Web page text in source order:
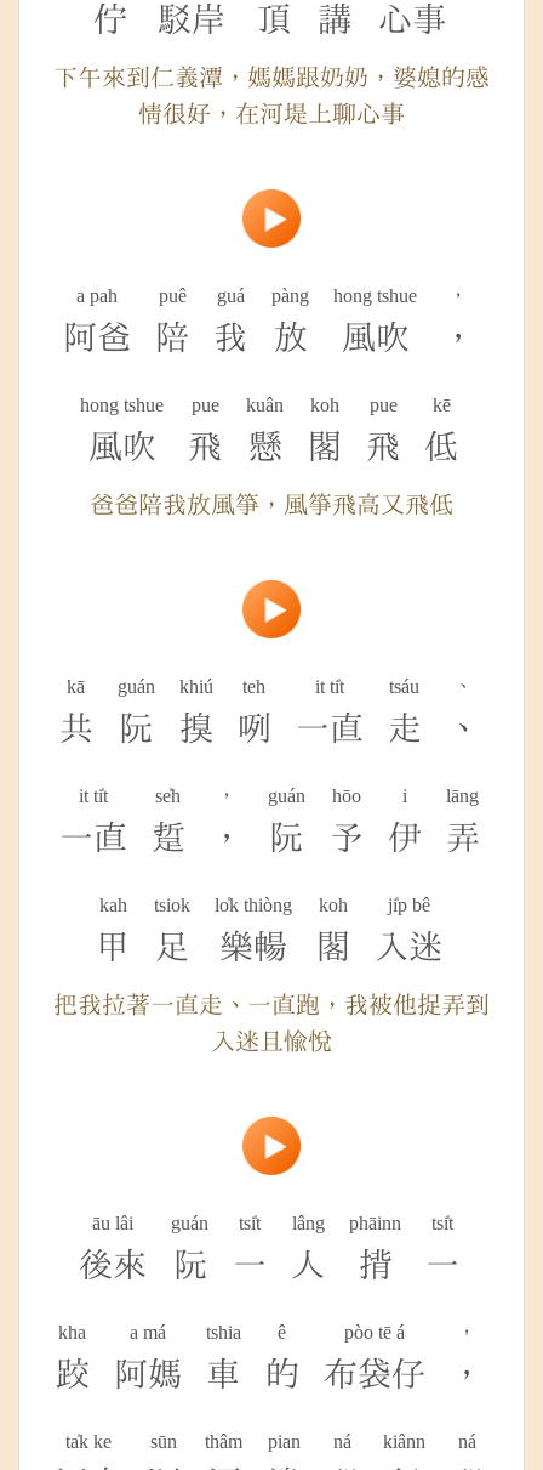
佇 駁岸 頂 講 心事
下午來到仁義潭，媽媽跟奶奶，婆媳的感
情很好，在河堤上聊心事
a pah
阿爸
puê
陪
guá
我
pàng
放
hong tshue
風吹
，
，
hong tshue
風吹
pue
飛
kuân
懸
koh
閣
pue
飛
kē
低
爸爸陪我放風箏，風箏飛高又飛低
kā
共
guán
阮
khiú
搝
teh
咧
it ti̍t
一直
tsáu
走
、
、
it ti̍t
一直
se̍h
踅
，
，
guán
阮
hōo
予
i
伊
lāng
弄
kah
甲
tsiok
足
lo̍k thiòng
樂暢
koh
閣
ji̍p bê
入迷
把我拉著一直走、一直跑，我被他捉弄到
入迷且愉悅
āu lâi
後來
guán
阮
tsi̍t
一
lâng
人
phāinn
揹
tsi̍t
一
kha
跤
a má
阿媽
tshia
車
ê
的
pòo tē á
布袋仔
，
，
ta̍k ke sūn thâm pian ná kiânn ná